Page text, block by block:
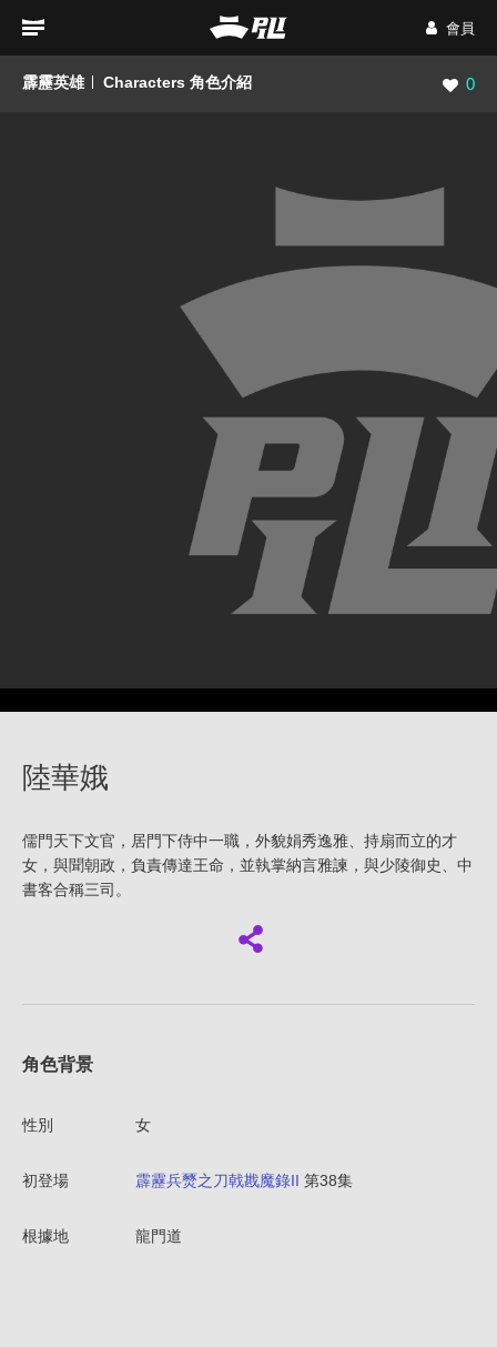
會員
霹靂英雄 Characters 角色介紹 瀏覽
0
陸華娥
儒門天下文官，居門下侍中一職，外貌娟秀逸雅、持扇而立的才
女，與聞朝政，負責傳達王命，並執掌納言雅諫，與少陵御史、中
書客合稱三司。
角色背景
性別 女
初登場 霹靂兵燹之刀戟戡魔錄II 第38集
根據地 龍門道